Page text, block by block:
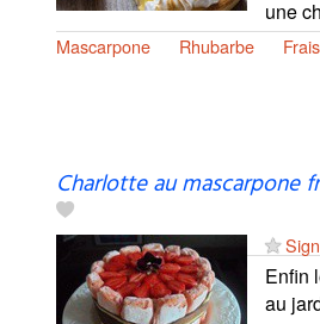
une
Mascarpone Rhubarbe
Charlotte au mascarpone
Enfin
au